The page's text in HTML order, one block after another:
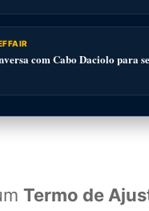
com Cabo Daciolo para
Termo de